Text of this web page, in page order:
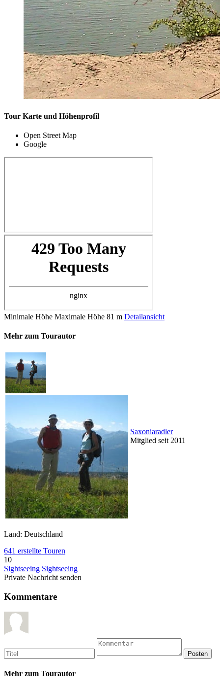
Tour Karte und Höhenprofil
Open Street Map
Google
Minimale Höhe Maximale Höhe 81 m Detailansicht
Mehr zum Tourautor
Saxoniaradler
Mitglied seit 2011
Land: Deutschland
641 erstellte Touren
10
Sightseeing Sightseeing
Private Nachricht senden
Kommentare
Mehr zum Tourautor